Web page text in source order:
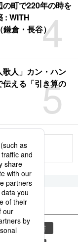
4
町で220年の時を
: WITH
倉・長谷）
5
人」カン・ハン
える「引き算の
害
災害